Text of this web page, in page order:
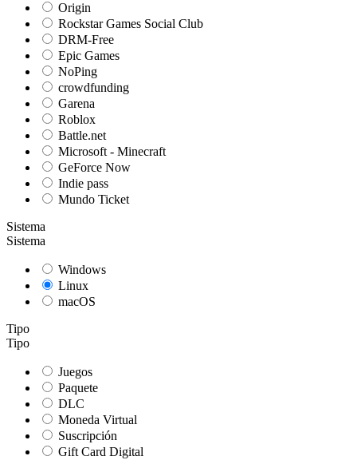
Origin
Rockstar Games Social Club
DRM-Free
Epic Games
NoPing
crowdfunding
Garena
Roblox
Battle.net
Microsoft - Minecraft
GeForce Now
Indie pass
Mundo Ticket
Sistema
Sistema
Windows
Linux
macOS
Tipo
Tipo
Juegos
Paquete
DLC
Moneda Virtual
Suscripción
Gift Card Digital